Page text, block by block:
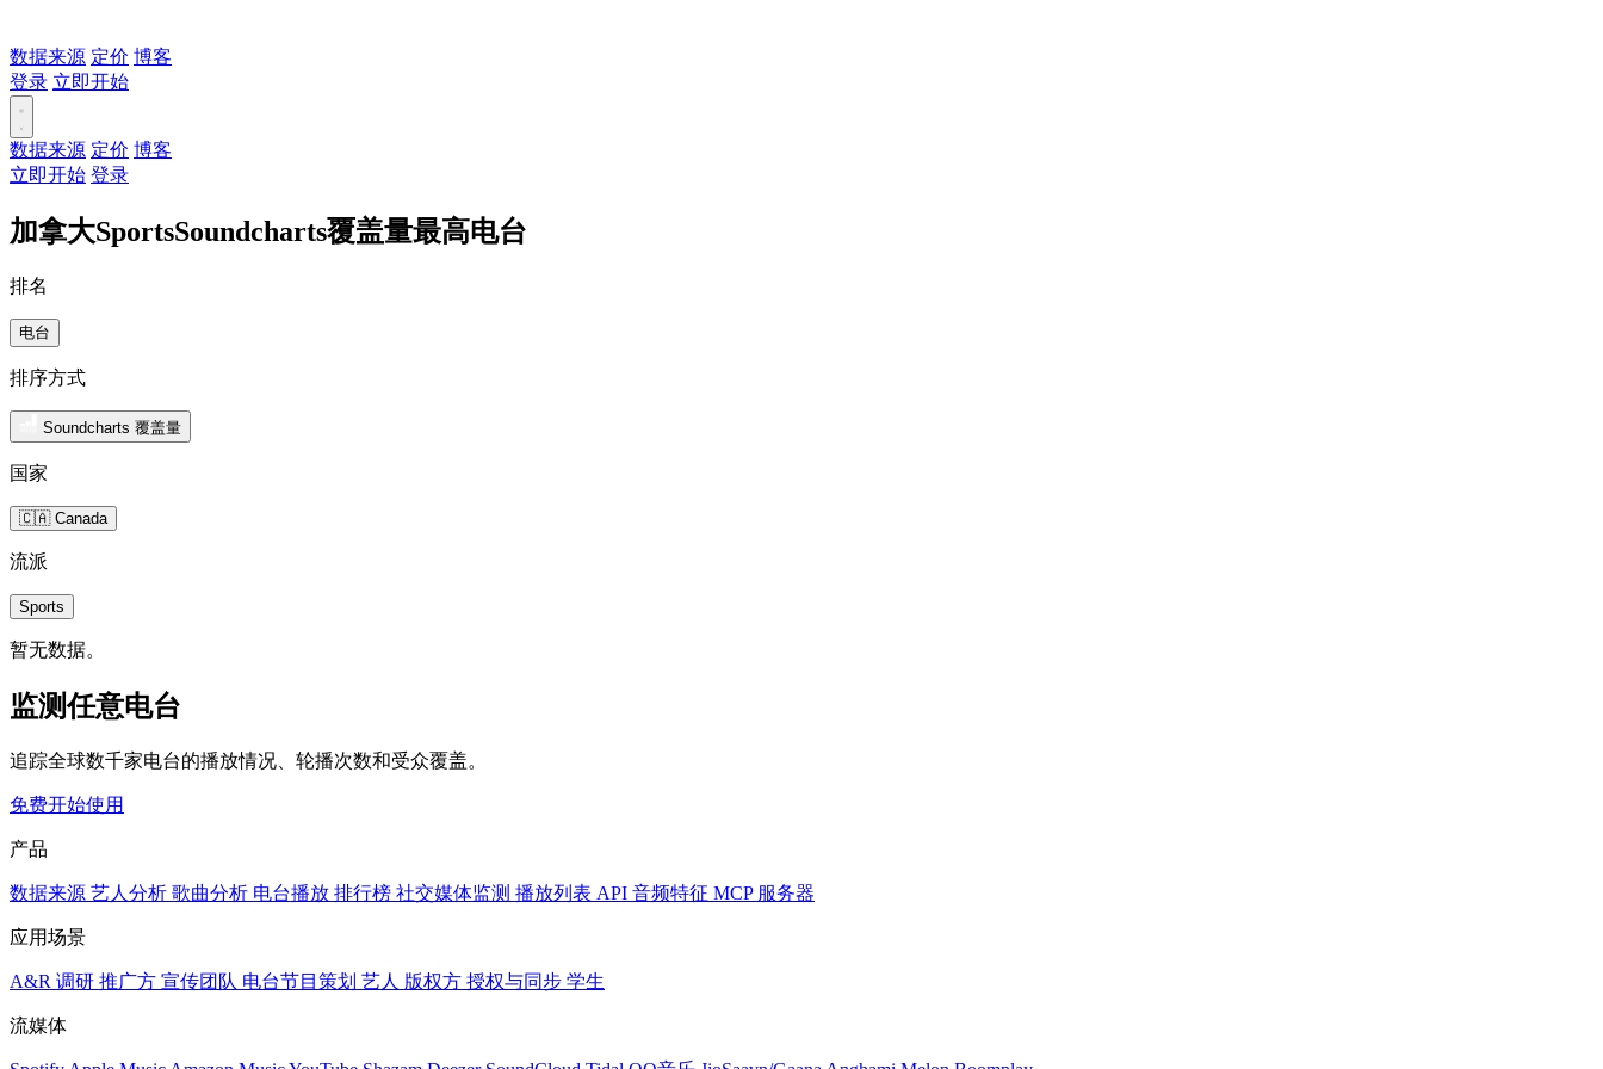
数据来源 定价 博客
登录 立即开始
数据来源 定价 博客
立即开始 登录
加拿大SportsSoundcharts覆盖量最高电台
排名
电台
排序方式
Soundcharts 覆盖量
国家
🇨🇦 Canada
流派
Sports
暂无数据。
监测任意电台
追踪全球数千家电台的播放情况、轮播次数和受众覆盖。
免费开始使用
产品
数据来源 艺人分析 歌曲分析 电台播放 排行榜 社交媒体监测 播放列表 API 音频特征 MCP 服务器
应用场景
A&R 调研 推广方 宣传团队 电台节目策划 艺人 版权方 授权与同步 学生
流媒体